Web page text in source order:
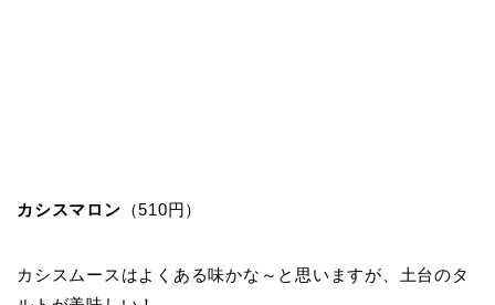
カシスマロン （510円）
カシスムースはよくある味かな～と思いますが、土台のタ